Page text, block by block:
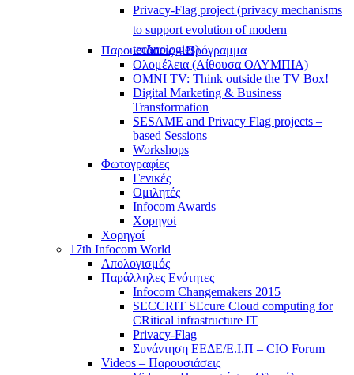
Privacy-Flag project (privacy mechanisms
to support evolution of modern
technologies)
Παρουσιάσεις – Πρόγραμμα
Ολομέλεια (Αίθουσα ΟΛΥΜΠΙΑ)
OMNI TV: Think outside the TV Box!
Digital Marketing & Business
Transformation
SESAME and Privacy Flag projects –
based Sessions
Workshops
Φωτογραφίες
Γενικές
Ομιλητές
Infocom Awards
Χορηγοί
Χορηγοί
17th Infocom World
Απολογισμός
Παράλληλες Ενότητες
Infocom Changemakers 2015
SECCRIT SEcure Cloud computing for
CRitical infrastructure IT
Privacy-Flag
Συνάντηση ΕΕΔΕ/Ε.Ι.Π – CIO Forum
Videos – Παρουσιάσεις